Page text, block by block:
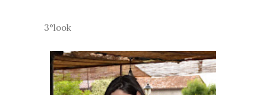
3°look